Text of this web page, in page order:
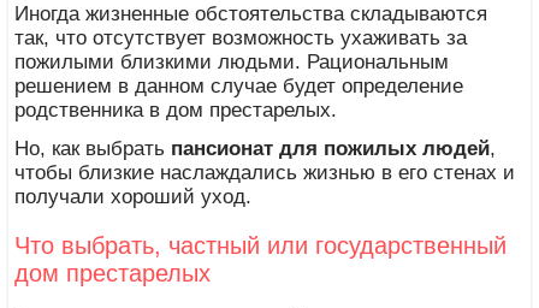
Иногда жизненные обстоятельства складываются
так, что отсутствует возможность ухаживать за
пожилыми близкими людьми. Рациональным
решением в данном случае будет определение
родственника в дом престарелых.
Но, как выбрать пансионат для пожилых людей,
чтобы близкие наслаждались жизнью в его стенах и
получали хороший уход.
Что выбрать, частный или государственный
дом престарелых